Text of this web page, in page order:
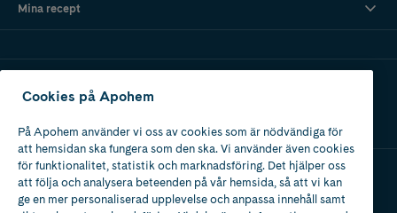
Mina recept
Apotek med tillstånd
av Läkemedelsverket
Cookies på Apohem
På Apohem använder vi oss av cookies som är nödvändiga för
att hemsidan ska fungera som den ska. Vi använder även cookies
för funktionalitet, statistik och marknadsföring. Det hjälper oss
att följa och analysera beteenden på vår hemsida, så att vi kan
ge en mer personaliserad upplevelse och anpassa innehåll samt